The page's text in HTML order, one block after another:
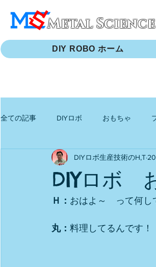
Metal Science
DIY ROBO ホーム
全ての記事 DIYロボ おもちゃ
DIYロボ
DIYロボ生産技術のH,T
Ｈ： おはよ～　って何し
丸： 料理してるんです！